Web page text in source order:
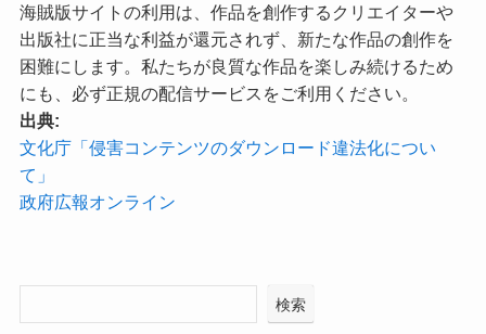
海賊版サイトの利用は、作品を創作するクリエイターや
出版社に正当な利益が還元されず、新たな作品の創作を
困難にします。私たちが良質な作品を楽しみ続けるため
にも、必ず正規の配信サービスをご利用ください。
出典:
文化庁「侵害コンテンツのダウンロード違法化につい
て」
政府広報オンライン
検索